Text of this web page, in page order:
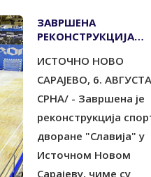
ЗАВРШЕНА
РЕКОНСТРУКЦИЈА
"СЛАВИЈА"
ИСТОЧНО НОВО
САРАЈЕВО, 6.
СРНА/ - Завршена је
реконструкција
дворане "Славија" у
Источном Новом
Сарајеву, чиме су